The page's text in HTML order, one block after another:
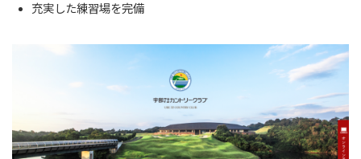
充実した練習場を完備